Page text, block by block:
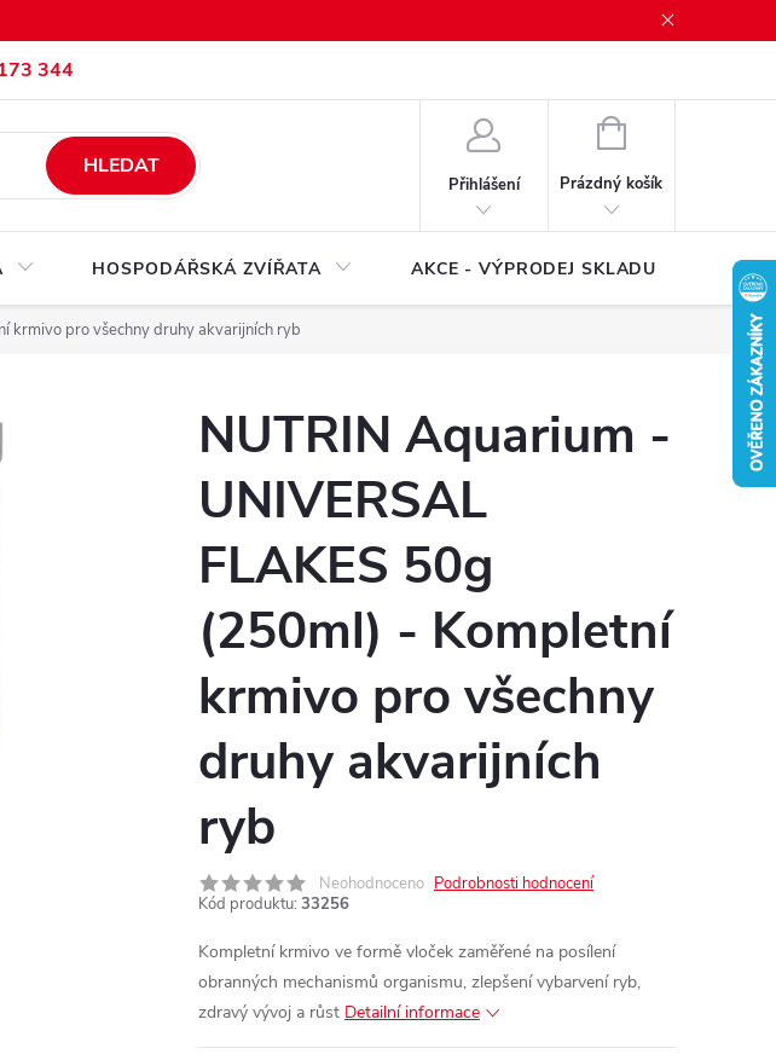
344
krmiva.cz
HLEDAT
Přihlášení
NÁKUPNÍ
Prázdný košík
HOSPODÁŘSKÁ ZVÍŘATA AKCE - VÝPRODEJ SKLADU Značky
krmivo pro všechny druhy akvarijních ryb
NUTRIN Aquarium -
UNIVERSAL
FLAKES 50g
(250ml) - Kompletní
krmivo pro všechny
druhy akvarijních
ryb
Neohodnoceno Podrobnosti hodnocení
Kód produktu: 33256
Kompletní krmivo ve formě vloček zaměřené na posílení
obranných mechanismů organismu, zlepšení vybarvení ryb,
zdravý vývoj a růst Detailní informace